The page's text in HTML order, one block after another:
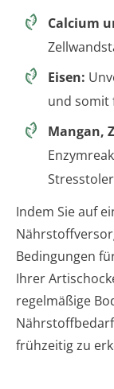
Calcium
Eisen:
und somit
Mangan,
Indem Sie auf
Bedingungen
Ihrer
regelmäßige
frühzeitig zu